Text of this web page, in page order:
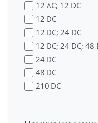
12 AC; 12 DC
12 DC
12 DC; 24 DC
12 DC; 24 DC; 48
24 DC
48 DC
210 DC